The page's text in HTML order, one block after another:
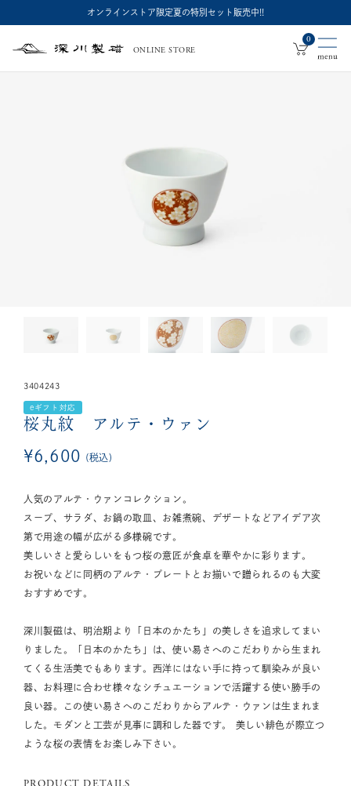
オンラインストア限定夏の特別セット販売中!!
深
ONLINE STORE
0
3404243
eギフト対応
桜丸紋 アルテ・ウァン
¥6,600 税込
人気のアルテ・ウァンコレクション。
スープ、サラダ、お鍋の取皿、お雑煮碗、デザートなどアイデア次
第で用途の幅が広がる多様碗です。
美しいさと愛らしいをもつ桜の意匠が食卓を華やかに彩ります。
お祝いなどに同柄のアルテ・プレートとお揃いで贈られるのも大変
おすすめです。
深川製磁は、明治期より「日本のかたち」の美しさを追求してまい
りました。「日本のかたち」は、使い易さへのこだわりから生まれ
てくる生活美でもあります。西洋にはない手に持って馴染みが良い
器、お料理に合わせ様々なシチュエーションで活躍する使い勝手の
良い器。この使い易さへのこだわりからアルテ・ウァンは生まれま
した。モダンと工芸が見事に調和した器です。 美しい緋色が際立つ
ような桜の表情をお楽しみ下さい。